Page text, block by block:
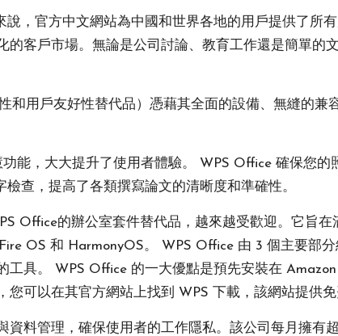
，官方中文網站為中國和世界各地的用戶提供了所
客戶市場。無論是公司討論、教育工作還是簡單的
和用戶友好性替代品）憑藉其全面的設備、無縫的
能，大大提升了使用者體驗。 WPS Office 確保您
查，提高了各類撰寫論文的清晰度和準確性。
Office的辦公室套件替代品，越來越受歡迎。它旨
OS 和 HarmonyOS。 WPS Office 由 3 個主要部
工具。 WPS Office 的一大優點是預先安裝在
您可以在其官方網站上找到 WPS 下載，該網站提供免
資料管理，確保使用者的工作隱私。該公司每月擁有